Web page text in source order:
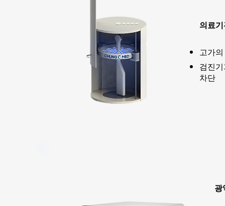
의료
고가
검진
차단
광